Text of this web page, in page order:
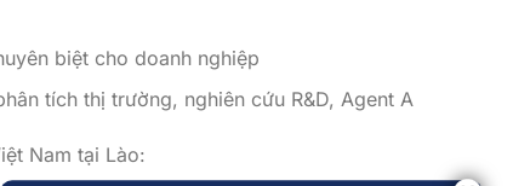
biệt cho doanh nghiệp
tích thị trường, nghiên cứu R&D, Agent A
Nam tại Lào: